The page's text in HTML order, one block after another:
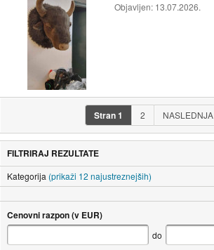
Objavljen: 13.07.2026.
Stran1 2 NASLEDNJA
FILTRIRAJ REZULTATE
Kategorija (prikaži 12 najustreznejših)
Cenovni razpon (v EUR)
do